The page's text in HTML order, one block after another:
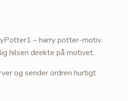
– harry potter-motiv.
hilsen direkte på motivet.
og sender ordren hurtigt